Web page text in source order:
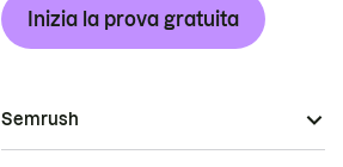
Inizia la prova gratuita
Semrush